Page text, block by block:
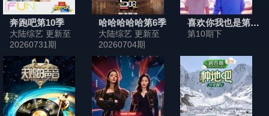
奔跑吧第10季
大陆综艺 更新至
20260731期
哈哈哈哈哈第6季
大陆综艺 更新至
20260704期
喜欢你我也是第6季
第10期下